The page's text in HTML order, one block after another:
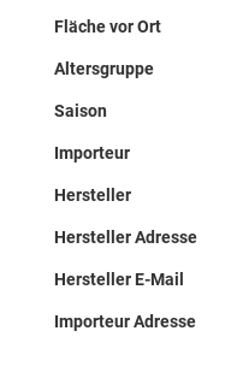
Fläche vor Ort
Altersgruppe
Saison
Importeur
Hersteller
Hersteller Adresse
Hersteller E-Mail
Importeur Adresse